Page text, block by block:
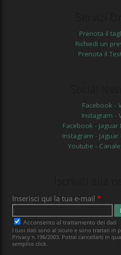
Prenota il
Richiedi un
Prenota il
Facebook -
Instagram -
Facebook - Jaguar
Instagram -
Youtube -